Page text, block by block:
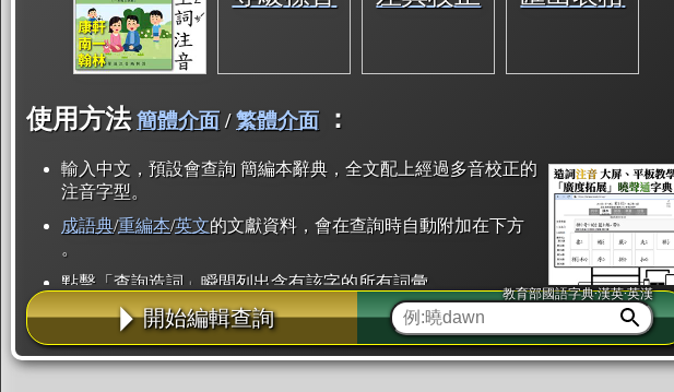
使用方法 簡體介面/繁體介面 ：
輸入中文，預設會查詢 簡編本辭典，全文配上經過多音校正的
注音字型。
成語典/重編本/英文的文獻資料，會在查詢時自動附加在下方
。
點擊「查詢造詞」瞬間列出含有該字的所有詞彙。
點「部首」瞬間列出所有「同部首字」。也支援查詢「同注音」或「同筆畫」。
辭典解釋的全文都經過自動斷詞，點擊便可瞬間「連續查詢」此字詞的解釋，不
用手動重複輸入。
開始編輯查詢
教育部國語字典·漢英·英漢